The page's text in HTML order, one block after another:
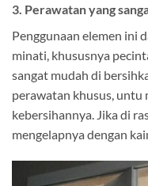
3. Perawatan yang
Penggunaan elemen ini
minati, khususnya
sangat mudah di
perawatan khusus, untu
kebersihannya. Jika di
mengelapnya dengan